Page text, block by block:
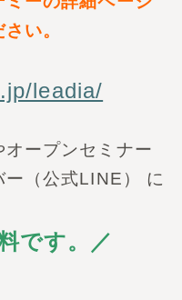
い。
leadia/
ープンセミナー
（公式LINE） に
です。／